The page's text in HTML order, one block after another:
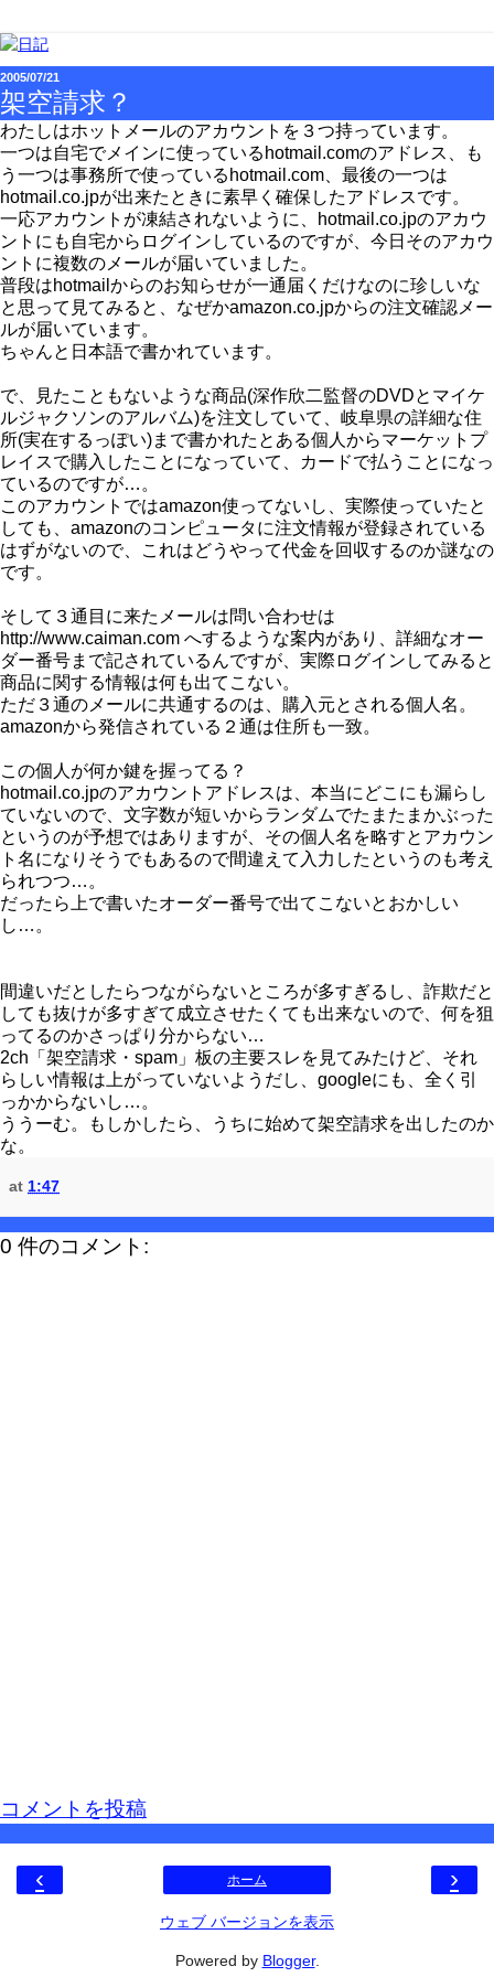
2005/07/21
架空請求？
わたしはホットメールのアカウントを３つ持っています。
一つは自宅でメインに使っているhotmail.comのアドレス、も
う一つは事務所で使っているhotmail.com、最後の一つは
hotmail.co.jpが出来たときに素早く確保したアドレスです。
一応アカウントが凍結されないように、hotmail.co.jpのアカウ
ントにも自宅からログインしているのですが、今日そのアカウ
ントに複数のメールが届いていました。
普段はhotmailからのお知らせが一通届くだけなのに珍しいな
と思って見てみると、なぜかamazon.co.jpからの注文確認メー
ルが届いています。
ちゃんと日本語で書かれています。
で、見たこともないような商品(深作欣二監督のDVDとマイケ
ルジャクソンのアルバム)を注文していて、岐阜県の詳細な住
所(実在するっぽい)まで書かれたとある個人からマーケットプ
レイスで購入したことになっていて、カードで払うことになっ
ているのですが…。
このアカウントではamazon使ってないし、実際使っていたと
しても、amazonのコンピュータに注文情報が登録されている
はずがないので、これはどうやって代金を回収するのか謎なの
です。
そして３通目に来たメールは問い合わせは
http://www.caiman.com へするような案内があり、詳細なオー
ダー番号まで記されているんですが、実際ログインしてみると
商品に関する情報は何も出てこない。
ただ３通のメールに共通するのは、購入元とされる個人名。
amazonから発信されている２通は住所も一致。
この個人が何か鍵を握ってる？
hotmail.co.jpのアカウントアドレスは、本当にどこにも漏らし
ていないので、文字数が短いからランダムでたまたまかぶった
というのが予想ではありますが、その個人名を略すとアカウン
ト名になりそうでもあるので間違えて入力したというのも考え
られつつ…。
だったら上で書いたオーダー番号で出てこないとおかしい
し…。
間違いだとしたらつながらないところが多すぎるし、詐欺だと
しても抜けが多すぎて成立させたくても出来ないので、何を狙
ってるのかさっぱり分からない…
2ch「架空請求・spam」板の主要スレを見てみたけど、それ
らしい情報は上がっていないようだし、googleにも、全く引
っかからないし…。
ううーむ。もしかしたら、うちに始めて架空請求を出したのか
な。
at 1:47
0 件のコメント:
コメントを投稿
‹ ›
ホーム
ウェブ バージョンを表示
Powered by Blogger.